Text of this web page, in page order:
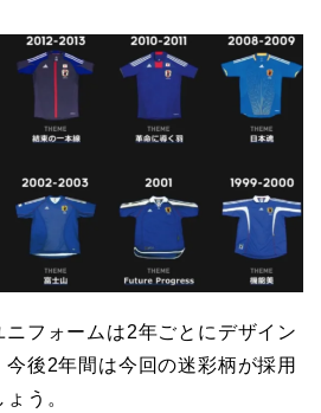
フォームは2年ごとにデザイン
後2年間は今回の迷彩柄が採用
う。